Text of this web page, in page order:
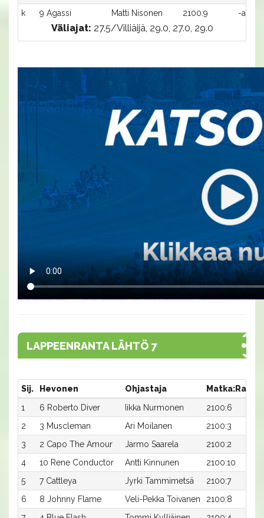
k
9 Agassi Matti Nisonen 2100:9 -ax
Väliajat: 27.5/Villiäijä, 29.0, 27.0, 29.0
LAPPEENRANTA LÄHTÖ 7
Sij. Hevonen Ohjastaja Matka:Rata
1
6 Roberto Diver Iikka Nurmonen 2100:6
2
3 Muscleman Ari Moilanen 2100:3
3
2 Capo The Amour Jarmo Saarela 2100:2
4
10 Rene Conductor Antti Kinnunen 2100:10
5
7 Cattleya Jyrki Tammimetsä 2100:7
6
8 Johnny Flame Veli-Pekka Toivanen 2100:8